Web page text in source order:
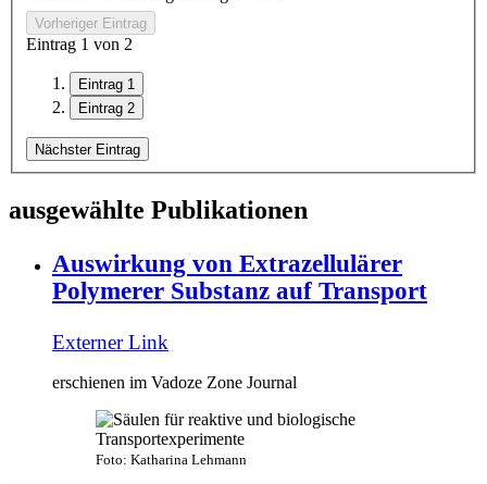
Vorheriger Eintrag
Eintrag 1 von 2
Eintrag 1
Eintrag 2
Nächster Eintrag
ausgewählte Publikationen
Auswirkung von Extrazellulärer
Polymerer Substanz auf Transport
Externer Link
erschienen im Vadoze Zone Journal
Foto: Katharina Lehmann